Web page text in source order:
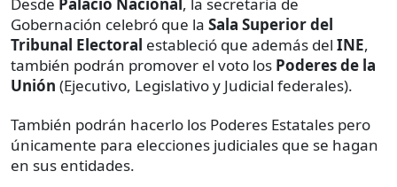
Gobernación celebró que la Sala Superior del
Tribunal Electoral estableció que además del INE,
también podrán promover el voto los Poderes de la
Unión (Ejecutivo, Legislativo y Judicial federales).
También podrán hacerlo los Poderes Estatales pero
únicamente para elecciones judiciales que se hagan
en sus entidades.